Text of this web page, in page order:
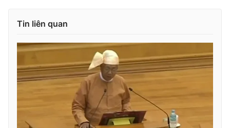
VTV4 Vươn mình bằng AI
VTV8
Liên hệ tòa soạn English
Tin liên quan